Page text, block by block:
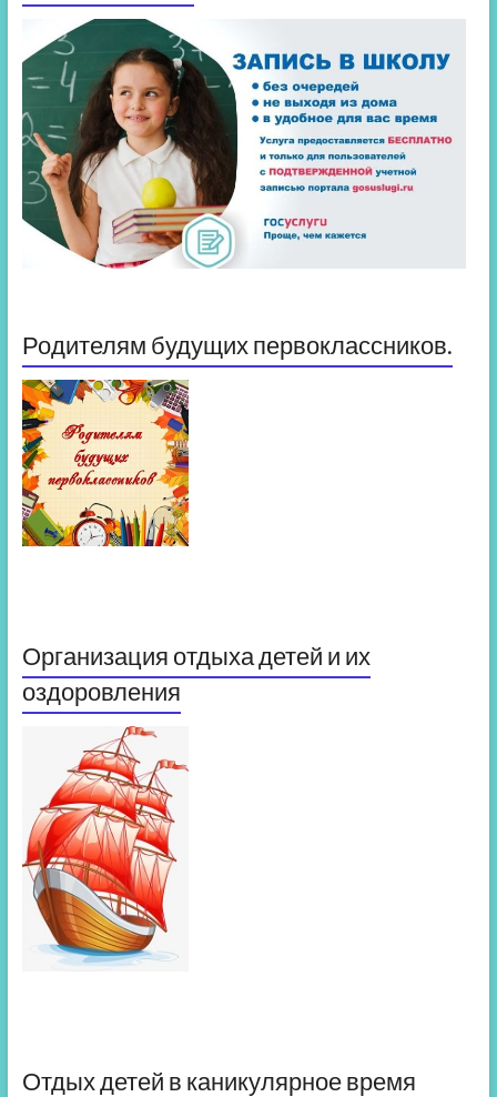
Родителям будущих первоклассников.
Организация отдыха детей и их
оздоровления
Отдых детей в каникулярное время